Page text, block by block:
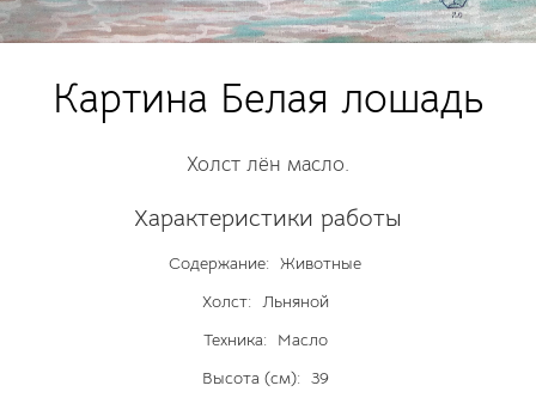
Картина Белая лошадь
Холст лён масло.
Характеристики работы
Содержание: Животные
Холст: Льняной
Техника:
Масло
Высота (см): 39